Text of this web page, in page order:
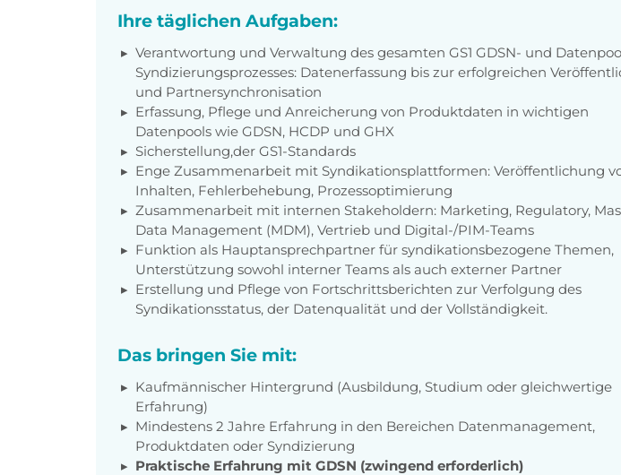
Ihre täglichen Aufgaben:
Verantwortung und Verwaltung des gesamten GS1 GDSN- und
Syndizierungsprozesses: Datenerfassung bis zur erfolgreichen
und Partnersynchronisation
Erfassung, Pflege und Anreicherung von Produktdaten in wichtigen
Datenpools wie GDSN, HCDP und GHX
Sicherstellung,der GS1-Standards
Enge Zusammenarbeit mit Syndikationsplattformen: Veröffentlichung
Inhalten, Fehlerbehebung, Prozessoptimierung
Zusammenarbeit mit internen Stakeholdern: Marketing, Regulatory,
Data Management (MDM), Vertrieb und Digital-/PIM-Teams
Funktion als Hauptansprechpartner für syndikationsbezogene Themen,
Unterstützung sowohl interner Teams als auch externer Partner
Erstellung und Pflege von Fortschrittsberichten zur Verfolgung des
Syndikationsstatus, der Datenqualität und der Vollständigkeit.
Das bringen Sie mit:
Kaufmännischer Hintergrund (Ausbildung, Studium oder gleichwertige
Erfahrung)
Mindestens 2 Jahre Erfahrung in den Bereichen Datenmanagement,
Produktdaten oder Syndizierung
Praktische Erfahrung mit GDSN (zwingend erforderlich)